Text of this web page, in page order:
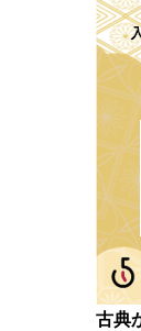
古典